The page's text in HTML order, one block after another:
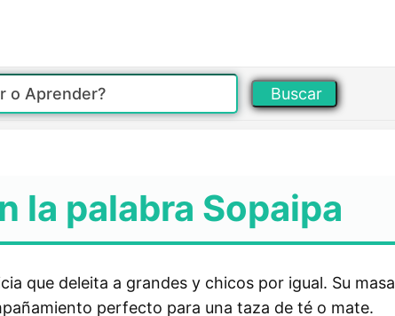
Buscar
la palabra Sopaipa
que deleita a grandes y chicos por igual. Su masa
perfecto para una taza de té o mate.